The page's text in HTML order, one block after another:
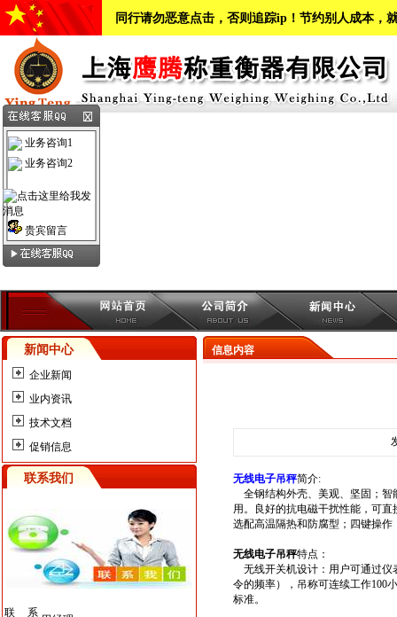
同行请勿恶意点击，否则追踪ip！节约别人成本，
新闻中心
企业新闻
业内资讯
技术文档
促销信息
联系我们
联系
信息内容
无线电子吊秤简介:
全钢结构外壳、美观、坚固；智
用。良好的抗电磁干扰性能，可
选配高温隔热和防腐型；四键操作
无线电子吊秤特点：
无线开关机设计：用户可通过仪
令的频率），吊称可连续工作100
标准。
业务咨询1
业务咨询2
贵宾留言